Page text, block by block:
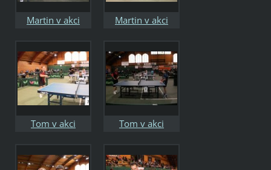
Martin v akci Martin v akci
Tom v akci Tom v akci